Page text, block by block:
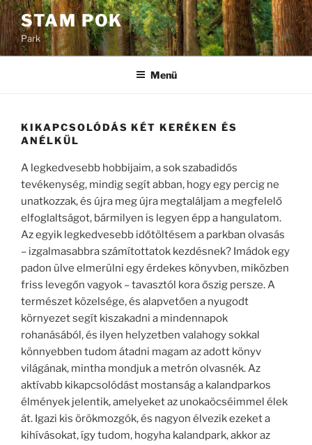
Tartalomhoz
STAM POK
Park
Menü
KIKAPCSOLÓDÁS KÉT KERÉKEN ÉS
ANÉLKÜL
A legkedvesebb hobbijaim, a sok szabadidős
tevékenység, mindig segít abban, hogy egy percig ne
unatkozzak, és újra meg újra megtaláljam a megfelelő
elfoglaltságot, bármilyen is legyen épp a hangulatom.
Az egyik legkedvesebb időtöltésem a parkban olvasás
– izgalmasabbra számítottatok kezdésnek? Imádok egy
padon ülve elmerülni egy érdekes könyvben, miközben
friss levegőn vagyok – tavasztól kora őszig persze. A
természet közelsége, és alapvetően a nyugodt
környezet segít kiszakadni a mindennapok
rohanásából, és ilyen helyzetben valahogy sokkal
könnyebben tudom átadni magam az adott könyv
világának, mintha mondjuk a metrón olvasnék. Az
aktívabb kikapcsolódást mostanság a kalandparkos
élmények jelentik, amelyeket az unokaöcséimmel élek
át. Igazi kis örökmozgók, és nagyon élvezik ezeket a
kihívásokat, így tudom, hogyha kalandpark, akkor az